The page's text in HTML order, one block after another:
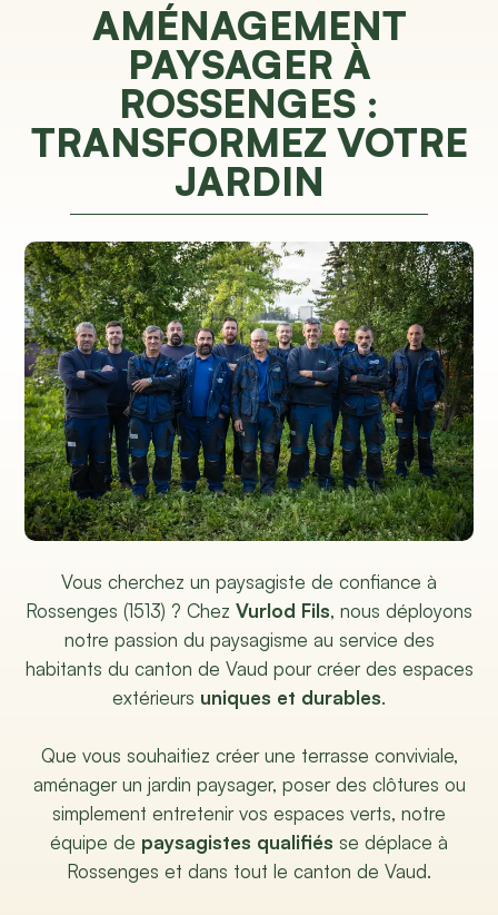
AMÉNAGEMENT
PAYSAGER À
ROSSENGES :
TRANSFORMEZ VOTRE
JARDIN
Vous cherchez un paysagiste de confiance à
Rossenges (1513) ? Chez Vurlod Fils, nous déployons
notre passion du paysagisme au service des
habitants du canton de Vaud pour créer des espaces
extérieurs uniques et durables.
Que vous souhaitiez créer une terrasse conviviale,
aménager un jardin paysager, poser des clôtures ou
simplement entretenir vos espaces verts, notre
équipe de paysagistes qualifiés se déplace à
Rossenges et dans tout le canton de Vaud.